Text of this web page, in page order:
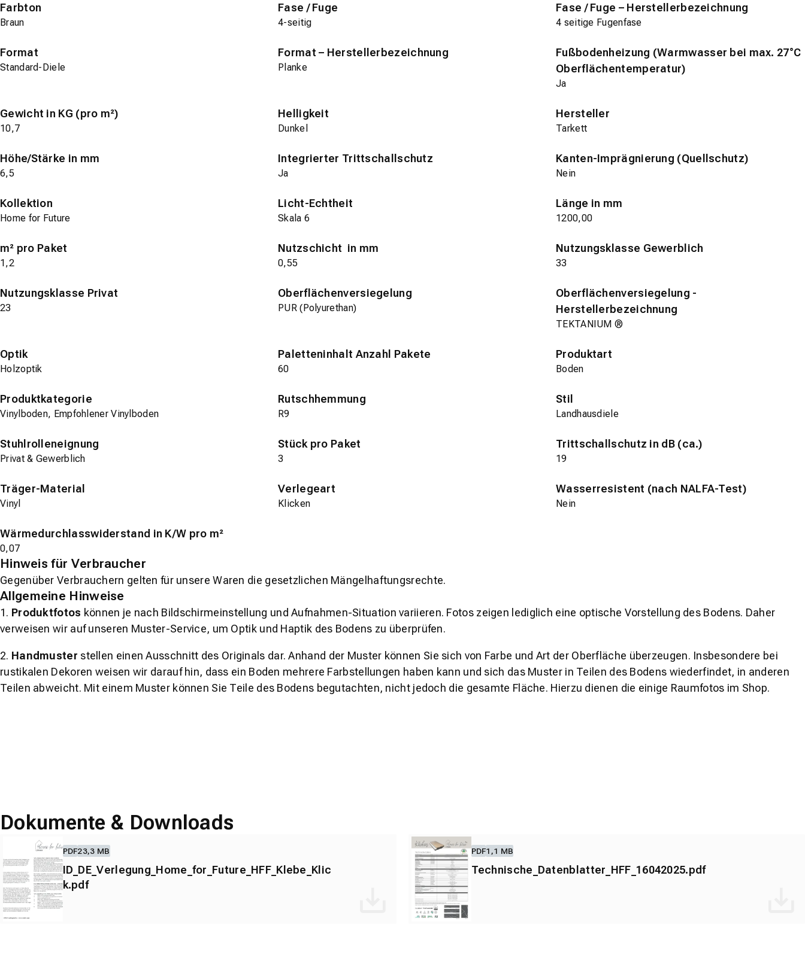
Farbton
Braun
Fase / Fuge
4-seitig
Fase / Fuge – Herstellerbezeichnung
4 seitige Fugenfase
Format
Standard-Diele
Format – Herstellerbezeichnung
Planke
Fußbodenheizung (Warmwasser bei max. 27°C
Oberflächentemperatur)
Ja
Gewicht in KG (pro m²)
10,7
Helligkeit
Dunkel
Hersteller
Tarkett
Höhe/Stärke in mm
6,5
Integrierter Trittschallschutz
Ja
Kanten-Imprägnierung (Quellschutz)
Nein
Kollektion
Home for Future
Licht-Echtheit
Skala 6
Länge in mm
1200,00
m² pro Paket
1,2
Nutzschicht in mm
0,55
Nutzungsklasse Gewerblich
33
Nutzungsklasse Privat
23
Oberflächenversiegelung
PUR (Polyurethan)
Oberflächenversiegelung -
Herstellerbezeichnung
TEKTANIUM ®
Optik
Holzoptik
Paletteninhalt Anzahl Pakete
60
Produktart
Boden
Produktkategorie
Vinylboden, Empfohlener Vinylboden
Rutschhemmung
R9
Stil
Landhausdiele
Stuhlrolleneignung
Privat & Gewerblich
Stück pro Paket
3
Trittschallschutz in dB (ca.)
19
Träger-Material
Vinyl
Verlegeart
Klicken
Wasserresistent (nach NALFA-Test)
Nein
Wärmedurchlasswiderstand in K/W pro m²
0,07
Hinweis für Verbraucher
Gegenüber Verbrauchern gelten für unsere Waren die gesetzlichen Mängelhaftungsrechte.
Allgemeine Hinweise
1. Produktfotos können je nach Bildschirmeinstellung und Aufnahmen-Situation variieren. Fotos zeigen lediglich eine optische Vorstellung des Bodens. Daher
verweisen wir auf unseren Muster-Service, um Optik und Haptik des Bodens zu überprüfen.
2. Handmuster stellen einen Ausschnitt des Originals dar. Anhand der Muster können Sie sich von Farbe und Art der Oberfläche überzeugen. Insbesondere bei
rustikalen Dekoren weisen wir darauf hin, dass ein Boden mehrere Farbstellungen haben kann und sich das Muster in Teilen des Bodens wiederfindet, in anderen
Teilen abweicht. Mit einem Muster können Sie Teile des Bodens begutachten, nicht jedoch die gesamte Fläche. Hierzu dienen die einige Raumfotos im Shop.
Dokumente & Downloads
PDF23,3 MB
ID_DE_Verlegung_Home_for_Future_HFF_Klebe_Klic
k.pdf
PDF1,1 MB
Technische_Datenblatter_HFF_16042025.pdf